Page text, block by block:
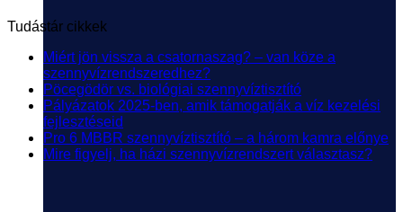
Tudástár cikkek
Miért jön vissza a csatornaszag? – van köze a
szennyvízrendszeredhez?
Pöcegödör vs. biológiai szennyvíztisztító
Pályázatok 2025-ben, amik támogatják a víz kezelési
fejlesztéseid
Pro 6 MBBR szennyvíztisztító – a három kamra előnye
Mire figyelj, ha házi szennyvízrendszert választasz?